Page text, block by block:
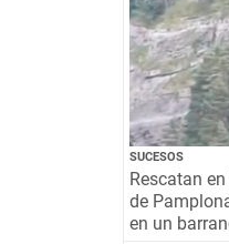
SUCESOS
Rescatan
de
en un